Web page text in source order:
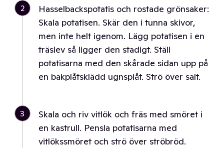
2
Hasselbackspotatis och rostade grönsaker:
Skala potatisen. Skär den i tunna skivor,
men inte helt igenom. Lägg potatisen i en
träslev så ligger den stadigt. Ställ
potatisarna med den skårade sidan upp på
en bakplåtsklädd ugnsplåt. Strö över salt.
3
Skala och riv vitlök och fräs med smöret i
en kastrull. Pensla potatisarna med
vitlökssmöret och strö över ströbröd.